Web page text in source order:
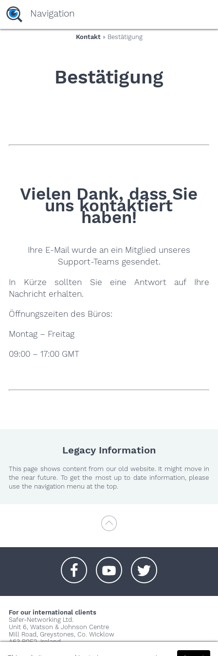
yaaaeag20
Navigation
Kontakt» Bestätigung
Bestätigung
Vielen Dank, dass Sie
uns kontaktiert
haben!
Ihre E-Mail wurde an ein Mitglied unseres
Support-Teams gesendet.
In Kürze sollten Sie eine Antwort auf Ihre
Nachricht erhalten.
Öffnungszeiten des Büros:
Montag – Freitag
09:00 – 17:00 GMT
Legacy Information
This page shows content from our old website. It might move in
the near future. To get the most up to date information, please
use the navigation menu at the top.
For our international clients
Safer-Networking Ltd.
Unit 6, Watson & Johnson Centre
Mill Road, Greystones, Co. Wicklow
A63 P0E2, Ireland